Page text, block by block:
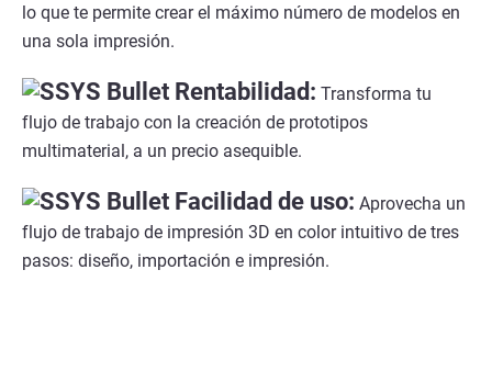
lo que te permite crear el máximo número de modelos en
una sola impresión.
Rentabilidad: Transforma tu
flujo de trabajo con la creación de prototipos
multimaterial, a un precio asequible.
Facilidad de uso: Aprovecha un
flujo de trabajo de impresión 3D en color intuitivo de tres
pasos: diseño, importación e impresión.